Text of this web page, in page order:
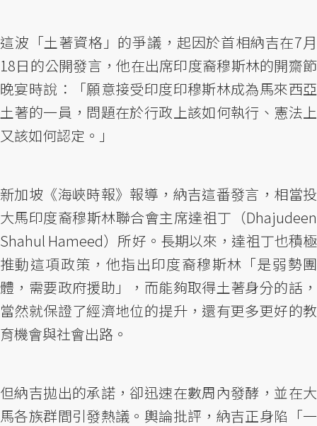
這波「土著資格」的爭議，起因於首相納吉在7月
18日的公開發言，他在出席印度裔穆斯林的開齋節
晚宴時說：「願意接受印度印穆斯林成為馬來西亞
土著的一員，問題在於行政上該如何執行、憲法上
又該如何認定。」
新加坡《海峽時報》報導，納吉這番發言，相當投
大馬印度裔穆斯林聯合會主席達祖丁（Dhajudeen
Shahul Hameed）所好。長期以來，達祖丁也積極
推動這項政策，他指出印度裔穆斯林「是弱勢團
體，需要政府援助」，而能夠取得土著身分的話，
當然就保證了經濟地位的提升，還有更多更好的教
育機會與社會出路。
但納吉拋出的承諾，卻迅速在數周內發酵，並在大
馬各族群間引發熱議。輿論批評，納吉正身陷「一